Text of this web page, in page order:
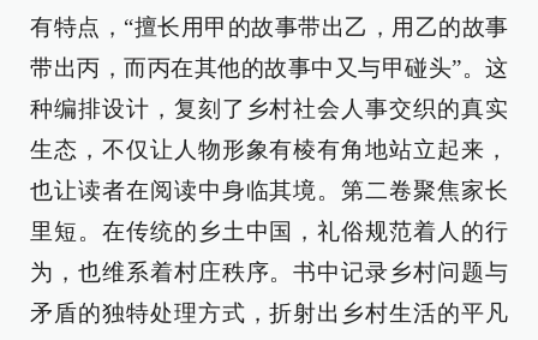
有特点，“擅长用甲的故事带出乙，用乙的故事
带出丙，而丙在其他的故事中又与甲碰头”。这
种编排设计，复刻了乡村社会人事交织的真实
生态，不仅让人物形象有棱有角地站立起来，
也让读者在阅读中身临其境。第二卷聚焦家长
里短。在传统的乡土中国，礼俗规范着人的行
为，也维系着村庄秩序。书中记录乡村问题与
矛盾的独特处理方式，折射出乡村生活的平凡